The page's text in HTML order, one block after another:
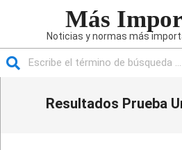
Más
Noticias y normas más
Resultados Prueba